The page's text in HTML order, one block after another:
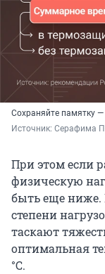
Сохраняйте памятку
Источник: Серафима
При этом если
физическую
быть еще ниже.
степени
таскают
оптимальная
°С.